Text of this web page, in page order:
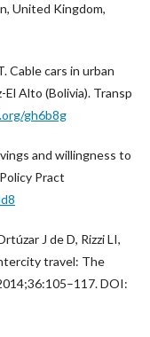
United Kingdom,
Cable cars in urban
Alto (Bolivia). Transp
gh6b8g
and willingness to
Pract
J de D, Rizzi LI,
travel: The
DOI: